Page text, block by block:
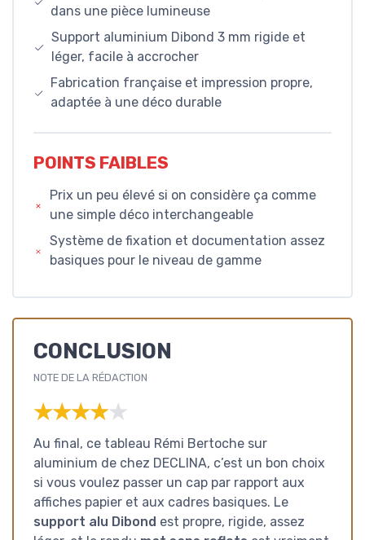
dans une pièce lumineuse
Support aluminium Dibond 3 mm rigide et
léger, facile à accrocher
Fabrication française et impression propre,
adaptée à une déco durable
POINTS FAIBLES
Prix un peu élevé si on considère ça comme
une simple déco interchangeable
Système de fixation et documentation assez
basiques pour le niveau de gamme
CONCLUSION
NOTE DE LA RÉDACTION
★★★★★
★★★★★
Au final, ce tableau Rémi Bertoche sur
aluminium de chez DECLINA, c’est un bon choix
si vous voulez passer un cap par rapport aux
affiches papier et aux cadres basiques. Le
support alu Dibond est propre, rigide, assez